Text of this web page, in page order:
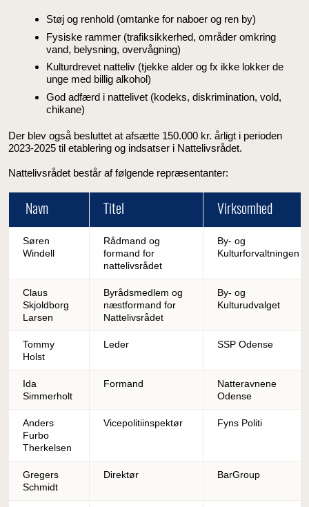
Støj og renhold (omtanke for naboer og ren by)
Fysiske rammer (trafiksikkerhed, områder omkring
vand, belysning, overvågning)
Kulturdrevet natteliv (tjekke alder og fx ikke lokker de
unge med billig alkohol)
God adfærd i nattelivet (kodeks, diskrimination, vold,
chikane)
Der blev også besluttet at afsætte 150.000 kr. årligt i perioden
2023-2025 til etablering og indsatser i Nattelivsrådet.
Nattelivsrådet består af følgende repræsentanter:
Navn Titel Virksomhed
Søren
Windell
Rådmand og
formand for
nattelivsrådet
By- og
Kulturforvaltningen
Claus
Skjoldborg
Larsen
Byrådsmedlem og
næstformand for
Nattelivsrådet
By- og
Kulturudvalget
Tommy
Holst
Leder SSP Odense
Ida
Simmerholt
Formand
Natteravnene
Odense
Anders
Furbo
Therkelsen
Vicepolitiinspektør Fyns Politi
Gregers
Schmidt
Direktør BarGroup